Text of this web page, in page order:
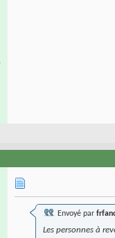
Envoyé par
Les personnes à